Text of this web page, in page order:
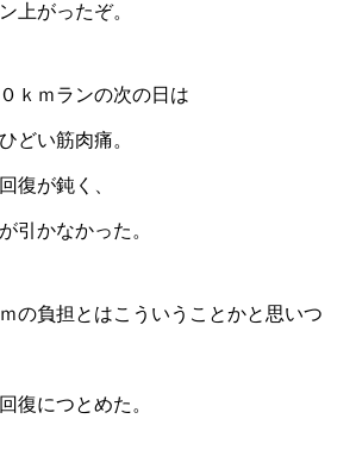
上がったぞ。
ｋｍランの次の日は
どい筋肉痛。
復が鈍く、
引かなかった。
の負担とはこういうことかと思いつ
復につとめた。